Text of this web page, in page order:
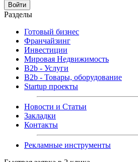
Войти
Разделы
Готовый бизнес
Франчайзинг
Инвестиции
Мировая Недвижимость
B2b - Услуги
B2b - Товары, оборудование
Startup проекты
Новости и Статьи
Закладки
Контакты
Рекламные инструменты